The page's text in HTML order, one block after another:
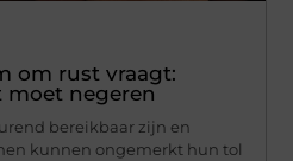
om rust vraagt:
moet negeren
bereikbaar zijn en
kunnen ongemerkt hun tol